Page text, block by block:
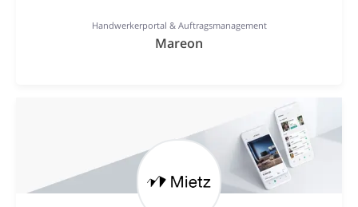
Handwerkerportal & Auftragsmanagement
Mareon